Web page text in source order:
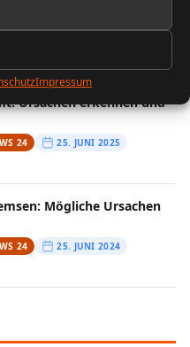
Impressum
Ursachen erkennen und
24
25. JUNI 2025
Mögliche Ursachen
24
25. JUNI 2024